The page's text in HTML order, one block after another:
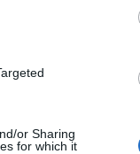
or Sharing
for which it